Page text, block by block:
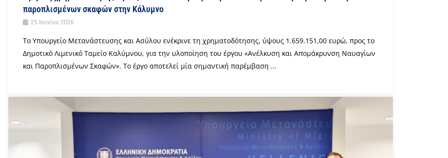
παροπλισμένων σκαφών στην Κάλυμνο
25 Ιουνίου 2026
Το Υπουργείο Μετανάστευσης και Ασύλου ενέκρινε τη χρηματοδότησης, ύψους 1.659.151,00 ευρώ, προς το
Δημοτικό Λιμενικό Ταμείο Καλύμνου, για την υλοποίηση του έργου «Ανέλκυση και Απομάκρυνση Ναυαγίων
και Παροπλισμένων Σκαφών». Το έργο αποτελεί μία σημαντική παρέμβαση ...